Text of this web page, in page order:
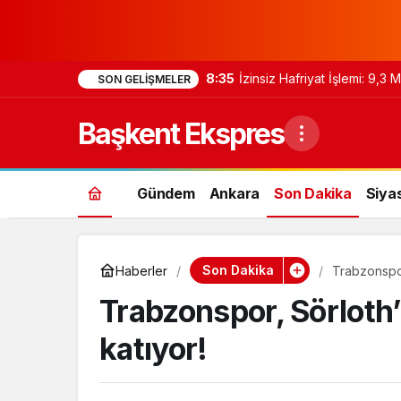
SON GELIŞMELER 8:35 İzinsiz Hafriyat İşlemi: 9,3
Başkent Ekspres
Gündem Ankara Son Dakika
Haberler Son Dakika
Trabzonspor,
katıyor!